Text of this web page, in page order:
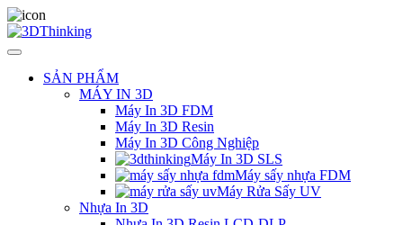
SẢN PHẨM
MÁY IN 3D
Máy In 3D FDM
Máy In 3D Resin
Máy In 3D Công Nghiệp
Máy In 3D SLS
Máy sấy nhựa FDM
Máy Rửa Sấy UV
Nhựa In 3D